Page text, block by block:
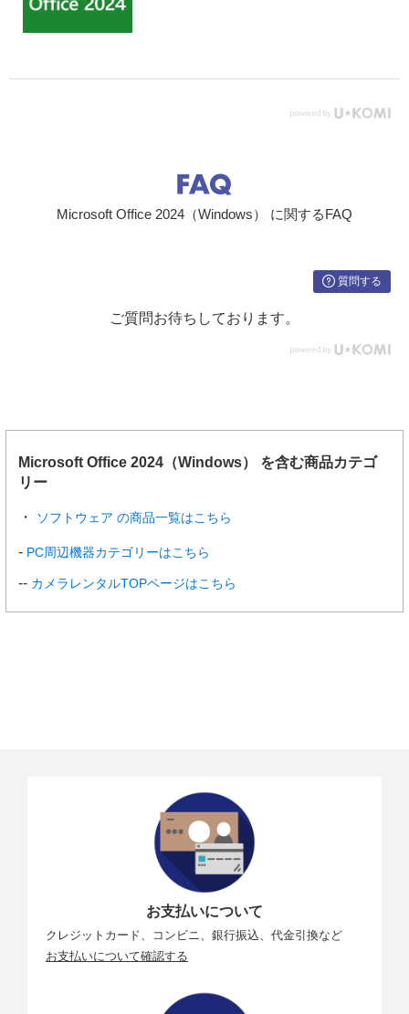
Microsoft Office 2024（Windows） に関するFAQ
質問する
ご質問お待ちしております。
Microsoft Office 2024（Windows） を含む商品カテゴ
リー
ソフトウェア の商品一覧はこちら
PC周辺機器カテゴリーはこちら
カメラレンタルTOPページはこちら
お支払いについて
クレジットカード、コンビニ、銀行振込、代金引換など
お支払いについて確認する